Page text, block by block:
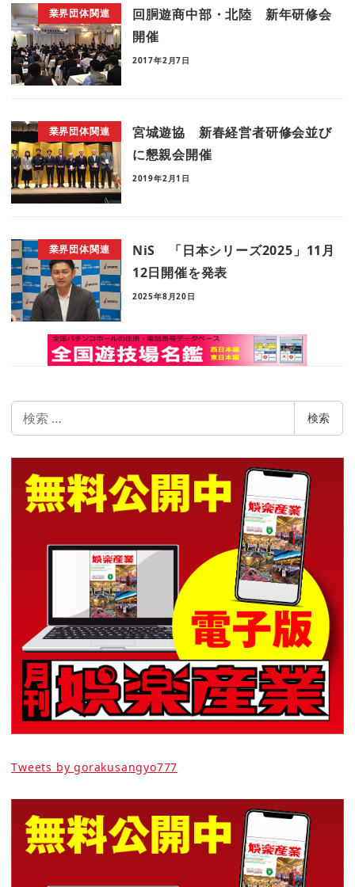
業界団体関連
回胴遊商中部・北陸 新年研修会
開催
2017年2月7日
業界団体関連
宮城遊協 新春経営者研修会並び
に懇親会開催
2019年2月1日
業界団体関連
NiS 「日本シリーズ2025」11月
12日開催を発表
2025年8月20日
索
検索
Tweets by gorakusangyo777